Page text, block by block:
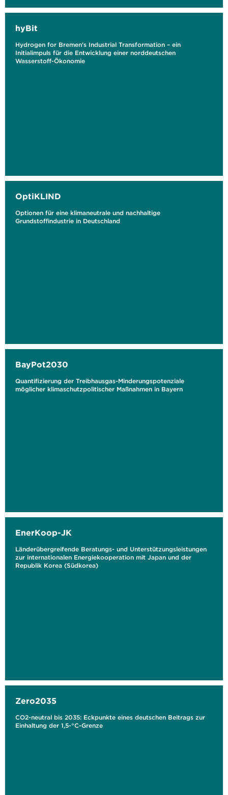
hyBit
Hydrogen for Bremen's Industrial Transformation – ein
Initialimpuls für die Entwicklung einer norddeutschen
Wasserstoff-Ökonomie
OptiKLIND
Optionen für eine klimaneutrale und nachhaltige
Grundstoffindustrie in Deutschland
BayPot2030
Quantifizierung der Treibhausgas-Minderungspotenziale
möglicher klimaschutzpolitischer Maßnahmen in Bayern
EnerKoop-JK
Länderübergreifende Beratungs- und Unterstützungsleistungen
zur internationalen Energiekooperation mit Japan und der
Republik Korea (Südkorea)
Zero2035
CO2-neutral bis 2035: Eckpunkte eines deutschen Beitrags zur
Einhaltung der 1,5-°C-Grenze